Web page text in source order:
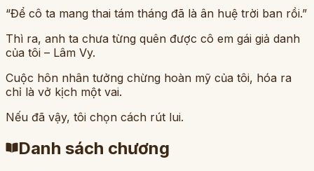
“Để cô ta mang thai tám tháng đã là ân huệ trời ban rồi.”
Thì ra, anh ta chưa từng quên được cô em gái giả danh
của tôi – Lâm Vy.
Cuộc hôn nhân tưởng chừng hoàn mỹ của tôi, hóa ra
chỉ là vở kịch một vai.
Nếu đã vậy, tôi chọn cách rút lui.
Danh sách chương